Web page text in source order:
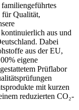
für Qualität,
aus und
Dabei
aus der EU,
eigene
Prüflabor
mit kurzen
reduzierten CO₂-